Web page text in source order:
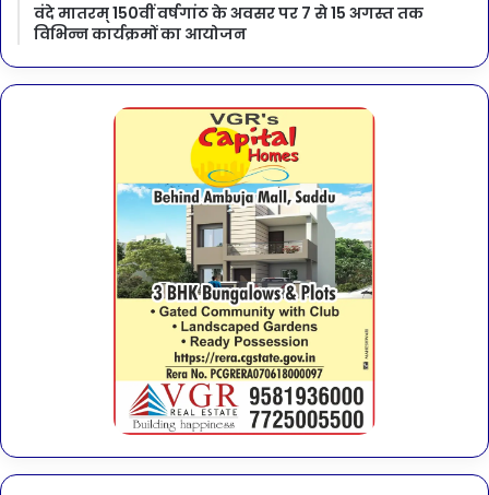
वंदे मातरम् 150वीं वर्षगांठ के अवसर पर 7 से 15 अगस्त तक
विभिन्न कार्यक्रमों का आयोजन